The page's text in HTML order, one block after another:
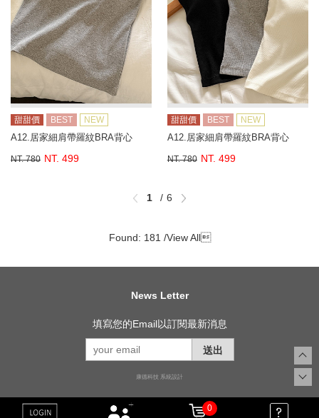
甜甜價 BEST NEW
A12.居家細肩帶羅紋BRA背心
NT. 780 NT. 499
甜甜價 BEST NEW
A12.居家細肩帶羅紋BRA背心
NT. 780 NT. 499
1 6
Found: 181 /View All
News Letter
填寫您的Email以訂閱最新消息
送出
康德科技 系統設計
0